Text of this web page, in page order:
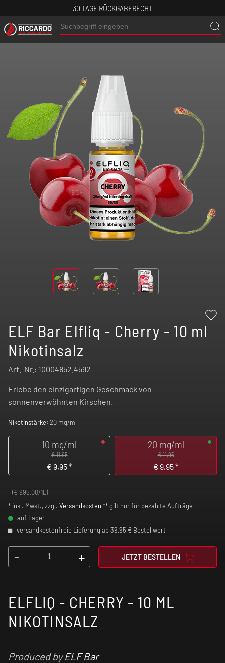
30 TAGE RÜCKGABERECHT
ELF Bar Elfliq - Cherry - 10 ml
Nikotinsalz
Art.-Nr.: 10004852.4592
Erlebe den einzigartigen Geschmack von
sonnenverwöhnten Kirschen.
Nikotinstärke: 20 mg/ml
10 mg/ml
€ 11,95
€ 9,95*
20 mg/ml
€ 11,95
€ 9,95*
(€ 995,00/1L)
* inkl. Mwst., zzgl. Versandkosten ** gilt nur für bezahlte Aufträge
auf Lager
versandkostenfreie Lieferung ab 39,95 € Bestellwert
- + JETZT BESTELLEN
ELFLIQ - CHERRY - 10 ML
NIKOTINSALZ
Produced byELF Bar